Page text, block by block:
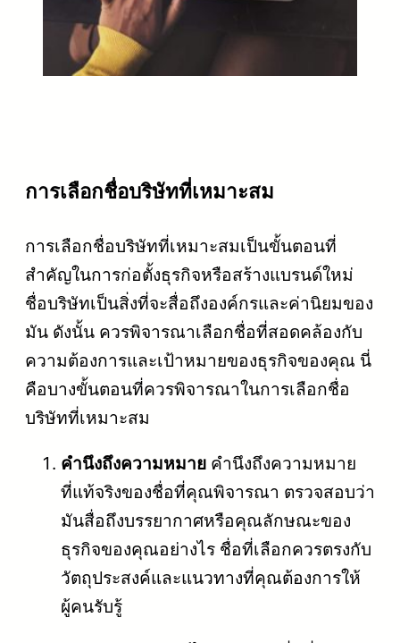
การเลือกชื่อบริษัทที่เหมาะสม
การเลือกชื่อบริษัทที่เหมาะสมเป็นขั้นตอนที่
สำคัญในการก่อตั้งธุรกิจหรือสร้างแบรนด์ใหม่
ชื่อบริษัทเป็นสิ่งที่จะสื่อถึงองค์กรและค่านิยมของ
มัน ดังนั้น ควรพิจารณาเลือกชื่อที่สอดคล้องกับ
ความต้องการและเป้าหมายของธุรกิจของคุณ นี่
คือบางขั้นตอนที่ควรพิจารณาในการเลือกชื่อ
บริษัทที่เหมาะสม
คำนึงถึงความหมาย คำนึงถึงความหมาย
ที่แท้จริงของชื่อที่คุณพิจารณา ตรวจสอบว่า
มันสื่อถึงบรรยากาศหรือคุณลักษณะของ
ธุรกิจของคุณอย่างไร ชื่อที่เลือกควรตรงกับ
วัตถุประสงค์และแนวทางที่คุณต้องการให้
ผู้คนรับรู้